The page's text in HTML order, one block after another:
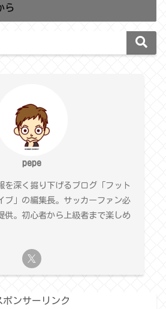
ら
pepe
を深く掘り下げるブログ「フット
ブ」の編集長。サッカーファン必
供。初心者から上級者まで楽しめ
ポンサーリンク